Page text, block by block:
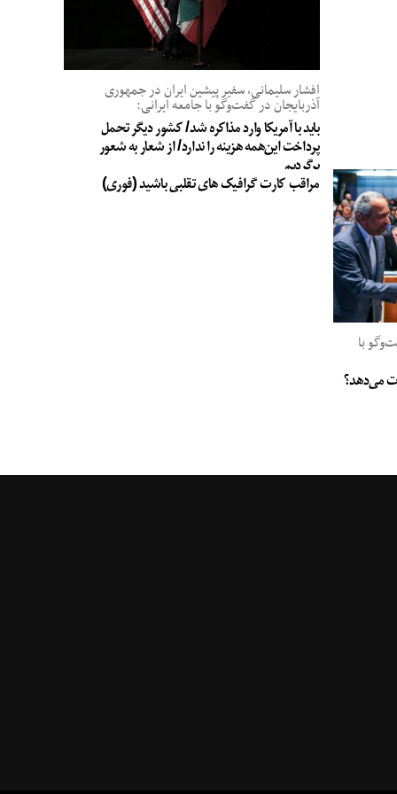
افشار سلیمانی، سفیر پیشین ایران در جمهوری
آذربایجان در گفت‌وگو با جامعه ایرانی:
باید با آمریکا وارد مذاکره شد/ کشور دیگر تحمل
پرداخت این‌همه هزینه را ندارد/ از شعار به شعور
برگردیم
با
می‌دهد؟
مراقب کارت گرافیک های تقلبی باشید (فوری)